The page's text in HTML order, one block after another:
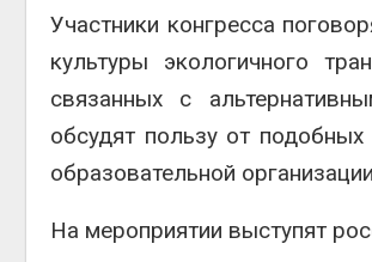
Участники конгресса
культуры экологичного
связанных с
обсудят пользу от
образовательной
На мероприятии выступят